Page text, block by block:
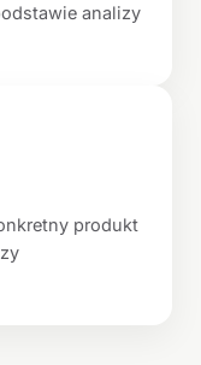
analizy
produkt